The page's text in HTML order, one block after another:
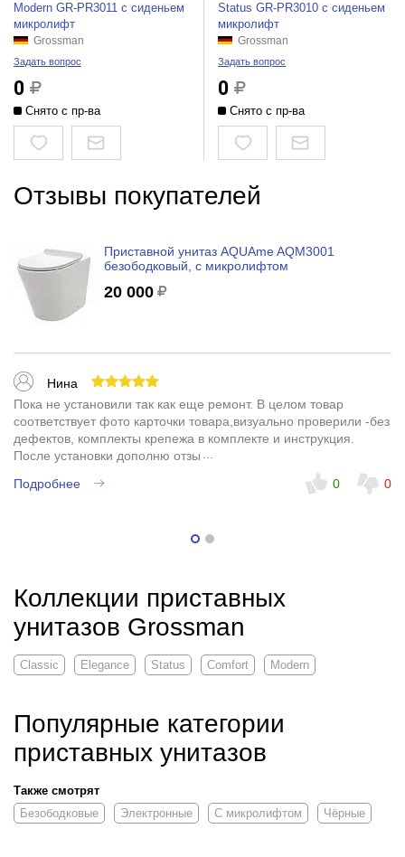
Modern GR-PR3011 с сиденьем
микролифт
Grossman
Задать вопрос
0
Снято с пр-ва
Status GR-PR3010 с сиденьем
микролифт
Grossman
Задать вопрос
0
Снято с пр-ва
Отзывы покупателей
Приставной унитаз AQUAme AQM3001
безободковый, с микролифтом
20 000
Нина
Пока не установили так как еще ремонт. В целом товар
соответствует фото карточки товара,визуально проверили -без
дефектов, комплекты крепежа в комплекте и инструкция.
После установки дополню отзыв
Подробнее
0 0
Коллекции приставных
унитазов Grossman
Classic Elegance Status Comfort Modern
Популярные категории
приставных унитазов
Также смотрят
Безободковые
Электронные С микролифтом Чёрные